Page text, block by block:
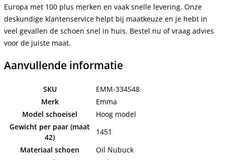
Europa met 100 plus merken en vaak snelle levering. Onze
deskundige klantenservice helpt bij maatkeuze en je hebt in
veel gevallen de schoen snel in huis. Bestel nu of vraag advies
voor de juiste maat.
Aanvullende informatie
SKU
EMM-334548
Merk
Emma
Model schoeisel
Hoog model
Gewicht per paar (maat
42)
1451
Materiaal schoen
Oil Nubuck